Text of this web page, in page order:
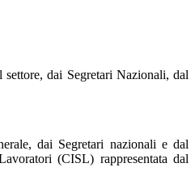
dai Segretari Nazionali, dal
dai Segretari nazionali e dal
(CISL) rappresentata dal